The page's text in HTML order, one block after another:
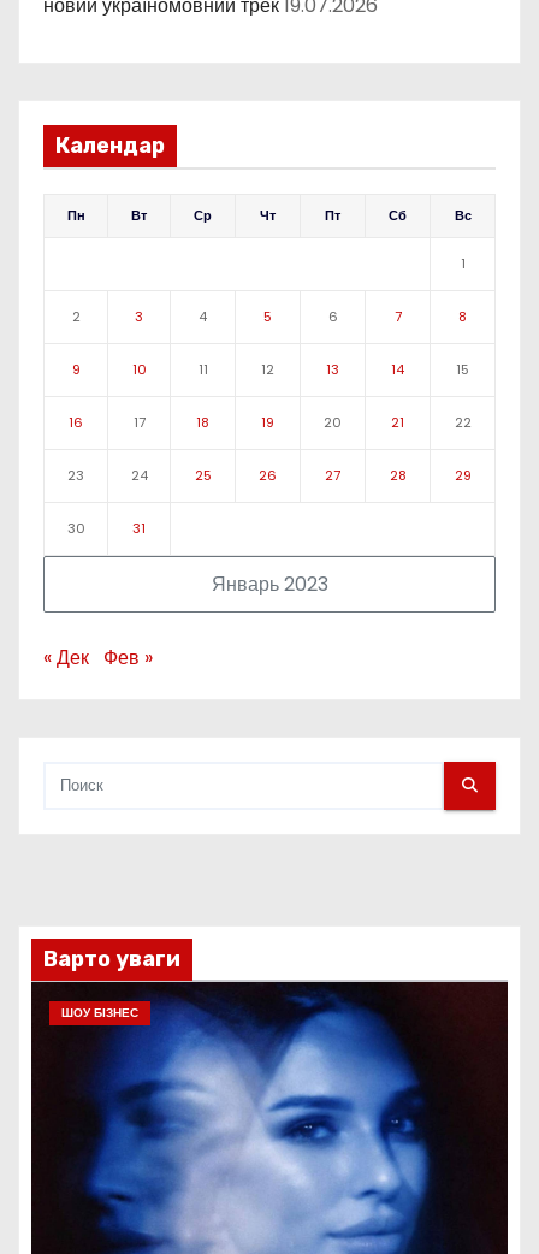
Календар
Январь 2023
Пн Вт Ср Чт Пт Сб Вс
1
2 3 4 5 6 7 8
9 10 11 12 13 14 15
16 17 18 19 20 21 22
23 24 25 26 27 28 29
30 31
« Дек Фев »
Варто уваги
ШОУ БІЗНЕС